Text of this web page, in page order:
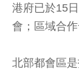
港府已於15
會；區域合作
北部都會區